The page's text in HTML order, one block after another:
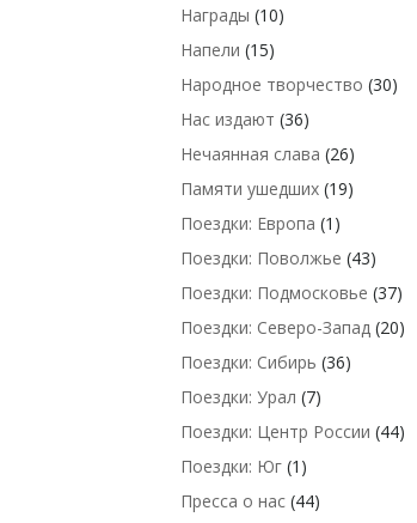
Награды (10)
Напели (15)
Народное творчество (30)
Нас издают (36)
Нечаянная слава (26)
Памяти ушедших (19)
Поездки: Европа (1)
Поездки: Поволжье (43)
Поездки: Подмосковье (37)
Поездки: Северо-Запад (20)
Поездки: Сибирь (36)
Поездки: Урал (7)
Поездки: Центр России (44)
Поездки: Юг (1)
Пресса о нас (44)